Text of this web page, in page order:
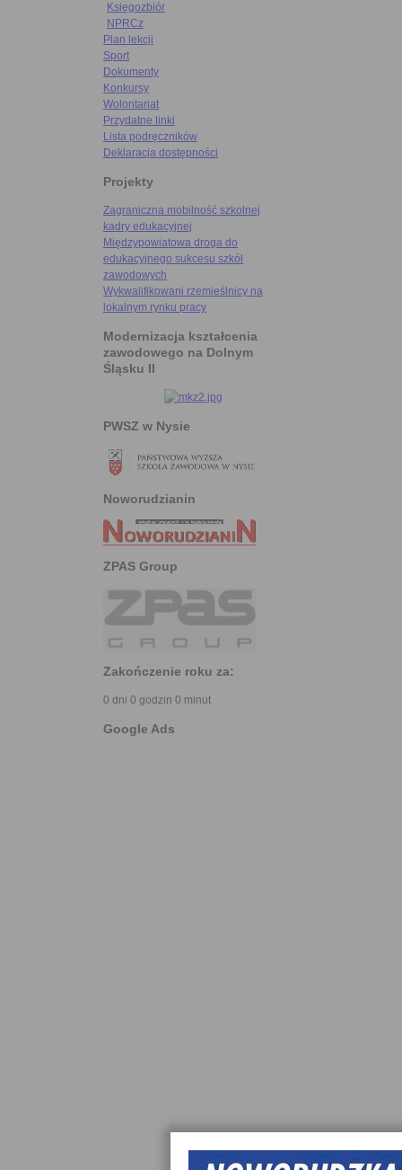
Księgozbiór
NPRCz
Plan lekcji
Sport
Dokumenty
Konkursy
Wolontariat
Przydatne linki
Lista podręczników
Deklaracja dostępności
Projekty
Zagraniczna mobilność szkolnej
kadry edukacyjnej
Międzypowiatowa droga do
edukacyjnego sukcesu szkół
zawodowych
Wykwalifikowani rzemieślnicy na
lokalnym rynku pracy
Modernizacja kształcenia
zawodowego na Dolnym
Śląsku II
PWSZ w Nysie
Noworudzianin
ZPAS Group
Zakończenie roku za:
0 dni 0 godzin 0 minut
Google Ads